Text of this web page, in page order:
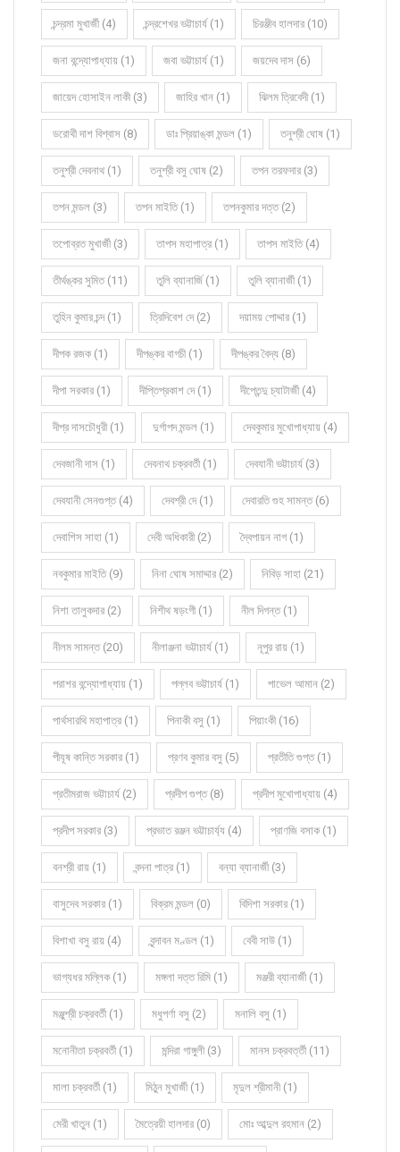
চন্দ্রমা মুখার্জী (4) চন্দ্রশেখর ভট্টাচার্য (1) চিরঞ্জীব হালদার (10)
জনা বন্দ্যোপাধ্যায় (1) জবা ভট্টাচার্য (1) জয়দেব দাস (6)
জায়েদ হোসাইন লাকী (3) জাহির খান (1) ঝিলম ত্রিবেদী (1)
ডরোথী দাশ বিশ্বাস (8) ডাঃ প্রিয়াঙ্কা মন্ডল (1) তনুশ্রী ঘোষ (1)
তনুশ্রী দেবনাথ (1) তনুশ্রী বসু ঘোষ (2) তপন তরফদার (3)
তপন মন্ডল (3) তপন মাইতি (1) তপনকুমার দত্ত (2)
তপোব্রত মুখার্জী (3) তাপস মহাপাত্র (1) তাপস মাইতি (4)
তীর্থঙ্কর সুমিত (11) তুলি ব্যানার্জি (1) তুলি ব্যানার্জী (1)
তুহিন কুমার চন্দ (1) ত্রিদিবেশ দে (2) দয়াময় পোদ্দার (1)
দীপক রজক (1) দীপঙ্কর বাগচী (1) দীপঙ্কর বৈদ্য (8)
দীপা সরকার (1) দীপ্তিপ্রকাশ দে (1) দীপ্তেন্দু চ্যাটার্জী (4)
দীপ্র দাসচৌধুরী (1) দুর্গাপদ মন্ডল (1) দেবকুমার মুখোপাধ্যায় (4)
দেবজানী দাস (1) দেবনাথ চক্রবর্তী (1) দেবযানী ভট্টাচার্য (3)
দেবযানী সেনগুপ্ত (4) দেবশ্রী দে (1) দেবারতি গুহ সামন্ত (6)
দেবাশিস সাহা (1) দেবী অধিকারী (2) দ্বৈপায়ন নাগ (1)
নবকুমার মাইতি (9) নিনা ঘোষ সমাদ্দার (2) নিবিড় সাহা (21)
নিশা তালুকদার (2) নিশীথ ষড়ংগী (1) নীল দিগন্ত (1)
নীলম সামন্ত (20) নীলাঞ্জনা ভট্টাচার্য (1) নূপুর রায় (1)
পরাশর বন্দ্যোপাধ্যায় (1) পল্লব ভট্টাচার্য (1) পাভেল আমান (2)
পার্থসারথি মহাপাত্র (1) পিনাকী বসু (1) পিয়াংকী (16)
পীযূষ কান্তি সরকার (1) প্রণব কুমার বসু (5) প্রতীতি গুপ্ত (1)
প্রতীমরাজ ভট্টাচার্য (2) প্রদীপ গুপ্ত (8) প্রদীপ মুখোপাধ্যায় (4)
প্রদীপ সরকার (3) প্রভাত রঞ্জন ভট্টাচার্য্য (4) প্রাণজি বসাক (1)
বনশ্রী রায় (1) বন্দনা পাত্র (1) বন্যা ব্যানার্জী (3)
বাসুদেব সরকার (1) বিক্রম মন্ডল (0) বিদিশা সরকার (1)
বিশাখা বসু রায় (4) বৃন্দাবন মণ্ডল (1) বেবী সাউ (1)
ভাগ্যধর মল্লিক (1) মঙ্গলা দত্ত রিমি (1) মঞ্জরী ব্যানার্জী (1)
মঞ্জুশ্রী চক্রবর্তী (1) মধুপর্ণা বসু (2) মনালি বসু (1)
মনোনীতা চক্রবর্তী (1) মন্দিরা গাঙ্গুলী (3) মানস চক্রবর্ত্তী (11)
মালা চক্রবর্তী (1) মিঠুন মুখার্জী (1) মৃদুল শ্রীমানী (1)
মেরী খাতুন (1) মৈত্রেয়ী হালদার (0) মোঃ আব্দুল রহমান (2)